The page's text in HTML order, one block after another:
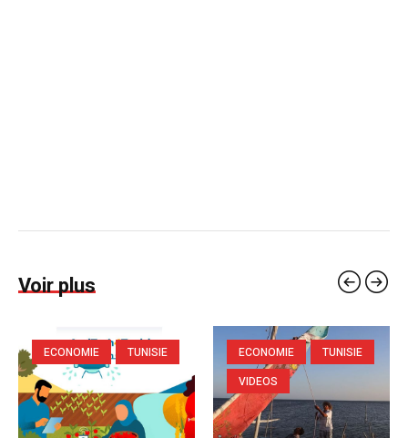
Voir plus
ECONOMIE TUNISIE ECONOMIE
TUNISIE
VIDEOS